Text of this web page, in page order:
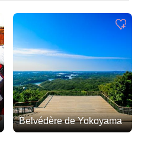
Belvédère de Yokoyama